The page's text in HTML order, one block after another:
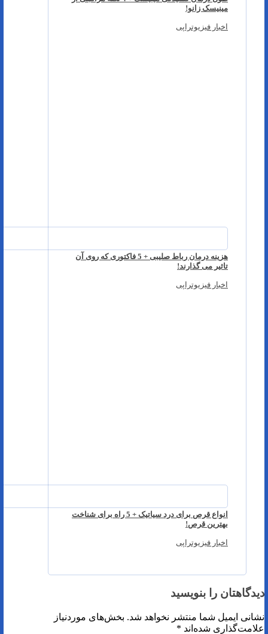
مینیسک زانو!
اخبار فیزیوتراپی
هزینه درمان رباط صلیبی + 5 فاکتوری که روی آن
تاثیر می گذارند!
اخبار فیزیوتراپی
انواع قرص برای درد سیاتیک + 5 راه برای شناخت
بهترین قرص!
اخبار فیزیوتراپی
دیدگاهتان را بنویسید
نشانی ایمیل شما منتشر نخواهد شد. بخش‌های موردنیاز
علامت‌گذاری شده‌اند *